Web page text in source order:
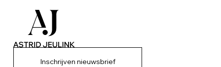
Inschrijven nieuwsbrief